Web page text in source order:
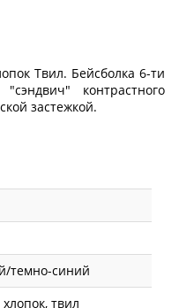
Твил. Бейсболка 6-ти
контрастного
застежкой.
темно-синий
хлопок, твил